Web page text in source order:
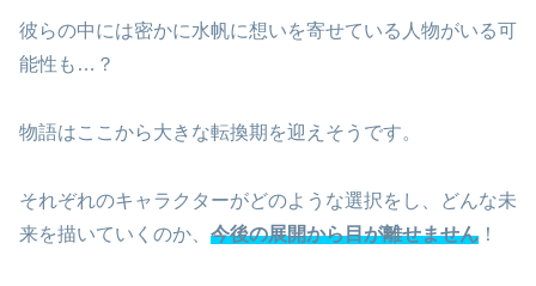
彼らの中には密かに水帆に想いを寄せている人物がいる可
能性も…？
物語はここから大きな転換期を迎えそうです。
それぞれのキャラクターがどのような選択をし、どんな未
来を描いていくのか、 今後の展開から目が離せません ！